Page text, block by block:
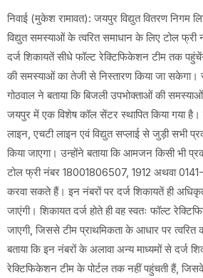
निवाई (मुकेश रामावत): जयपुर विद्युत वितरण निगम
विद्युत समस्याओं के त्वरित समाधान के लिए टोल फ्री
दर्ज शिकायतें सीधे फॉल्ट रेक्टिफिकेशन टीम तक
की समस्याओं का तेजी से निस्तारण किया जा सकेगा।
गोठवाल ने बताया कि बिजली उपभोक्ताओं की
जयपुर में एक विशेष कॉल सेंटर स्थापित किया गया
लाइन, एचटी लाइन एवं विद्युत सप्लाई से जुड़ी सभी
किया जाएगा। उन्होंने बताया कि आमजन किसी भी
टोल फ्री नंबर 18001806507, 1912 अथवा
करवा सकते हैं। इन नंबरों पर दर्ज शिकायतें ही
जाएंगी। शिकायत दर्ज होते ही वह स्वतः फॉल्ट
जाएगी, जिससे टीम प्राथमिकता के आधार पर त्वरित
बताया कि इन नंबरों के अलावा अन्य माध्यमों से दर्ज
रेक्टिफिकेशन टीम के पोर्टल तक नहीं पहुंचती हैं,